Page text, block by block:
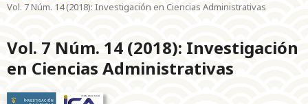
Vol. 7 Núm. 14 (2018): Investigación en Ciencias Administrativas
Vol. 7 Núm. 14 (2018): Investigación
en Ciencias Administrativas